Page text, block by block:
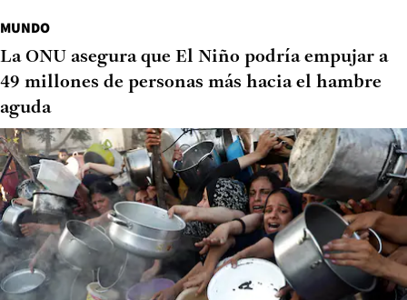
MUNDO
La ONU asegura que El Niño podría empujar a
49 millones de personas más hacia el hambre
aguda